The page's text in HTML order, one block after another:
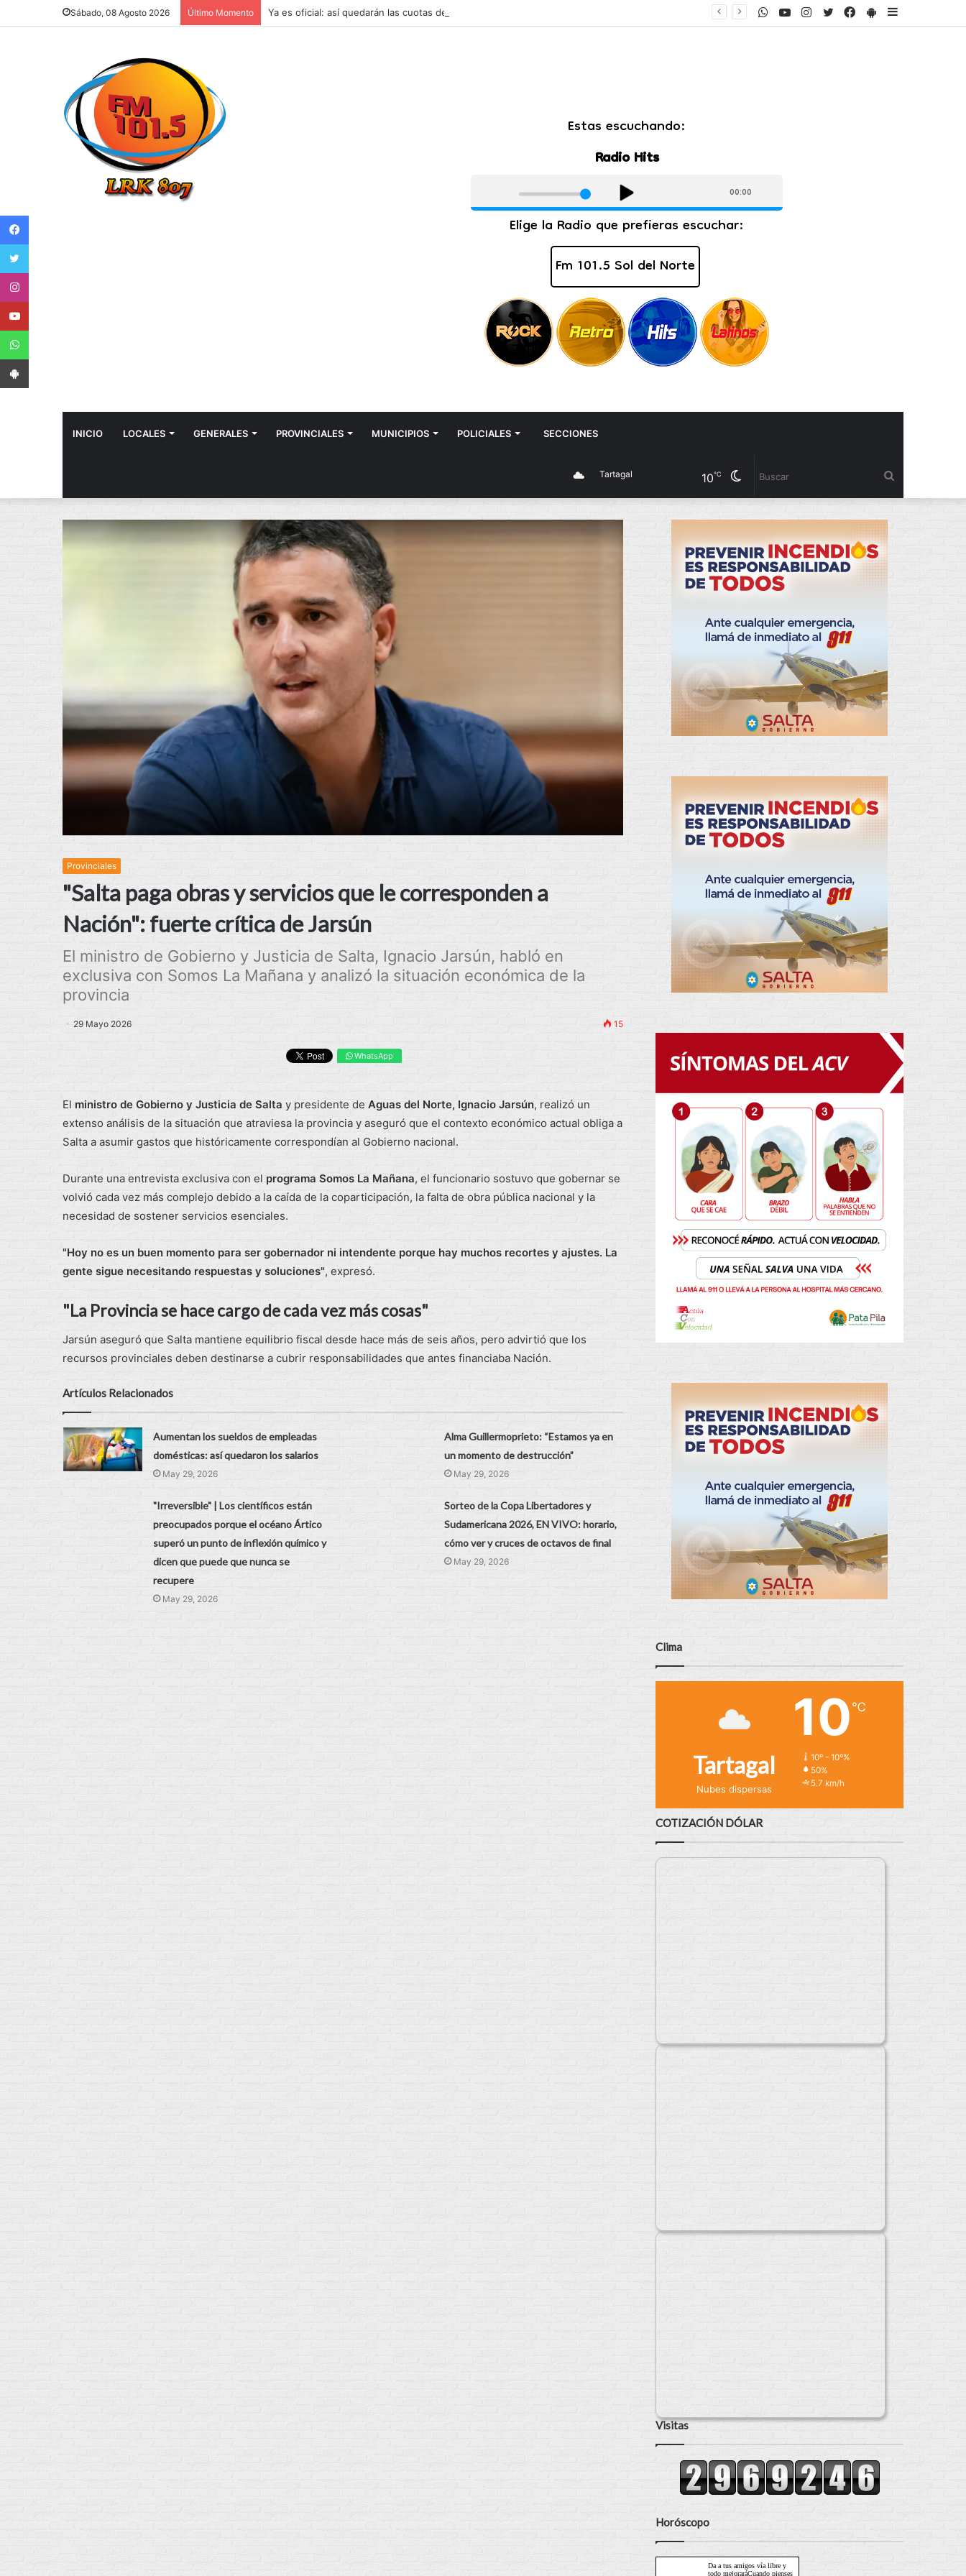
Sábado, 08 Agosto 2026 Último Momento Ya es oficial: así quedarán las cuotas de los colegios privados de Salta tras un aumento PlayStore
Facebook
Twitter
Instagram
Youtube
WhatsApp
INICIO LOCALES GENERALES PROVINCIALES MUNICIPIOS POLICIALES SECCIONES
Cambiar
modo
Tartagal 10℃
Provinciales
"Salta paga obras y servicios que le corresponden a
Nación": fuerte crítica de Jarsún
El ministro de Gobierno y Justicia de Salta, Ignacio Jarsún, habló en
exclusiva con Somos La Mañana y analizó la situación económica de la
provincia
29 Mayo 2026 15
WhatsApp
El ministro de Gobierno y Justicia de Salta y presidente de Aguas del Norte, Ignacio Jarsún, realizó un
extenso análisis de la situación que atraviesa la provincia y aseguró que el contexto económico actual obliga a
Salta a asumir gastos que históricamente correspondían al Gobierno nacional.
Durante una entrevista exclusiva con el programa Somos La Mañana, el funcionario sostuvo que gobernar se
volvió cada vez más complejo debido a la caída de la coparticipación, la falta de obra pública nacional y la
necesidad de sostener servicios esenciales.
"Hoy no es un buen momento para ser gobernador ni intendente porque hay muchos recortes y ajustes. La
gente sigue necesitando respuestas y soluciones", expresó.
"La Provincia se hace cargo de cada vez más cosas"
Jarsún aseguró que Salta mantiene equilibrio fiscal desde hace más de seis años, pero advirtió que los
recursos provinciales deben destinarse a cubrir responsabilidades que antes financiaba Nación.
Artículos Relacionados
Aumentan los sueldos de empleadas
domésticas: así quedaron los salarios
May 29, 2026
Alma Guillermoprieto: “Estamos ya en
un momento de destrucción”
May 29, 2026
"Irreversible" | Los científicos están
preocupados porque el océano Ártico
superó un punto de inflexión químico y
dicen que puede que nunca se
recupere
May 29, 2026
Sorteo de la Copa Libertadores y
Sudamericana 2026, EN VIVO: horario,
cómo ver y cruces de octavos de final
May 29, 2026
Clima
Tartagal
Nubes dispersas
10 ℃
10º - 10º%
50%
5.7 km/h
COTIZACIÓN DÓLAR
Visitas
Horóscopo